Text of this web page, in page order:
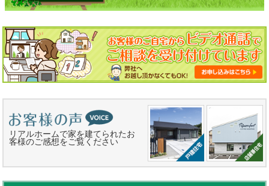
リアルホームで家を建てられたお
客様のご感想をご覧ください